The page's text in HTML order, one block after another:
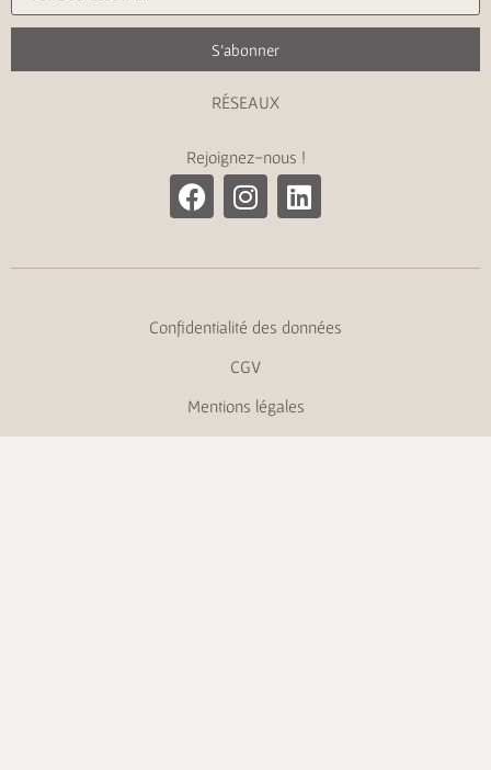
S'abonner
RÉSEAUX
Rejoignez-nous !
Confidentialité des données
CGV
Mentions légales